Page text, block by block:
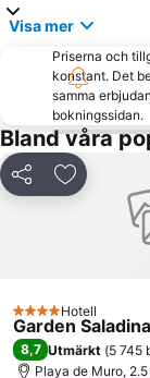
Paseo Marítimo
Ballonfahrt mit All in
S´Illot - Cala
Passeig Mallorca
Son Armadams
Parc Natural de
Palma
Visa mer
Priserna och
konstant. Det
samma
bokningssidan.
Bland våra
Dela Lägg till i
4 Stjärnor
Hotell
Garden
8,7 Utmärkt (5 745
Playa de Muro,